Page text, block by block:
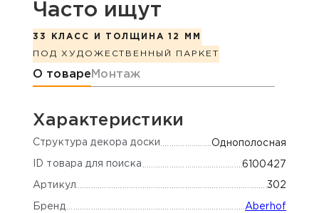
Часто ищут
33 КЛАСС И ТОЛЩИНА 12 ММ
ПОД ХУДОЖЕСТВЕННЫЙ ПАРКЕТ
Информация о товаре
О товаре Монтаж
Характеристики
Cтруктура декора доски Однополосная
ID товара для поиска 6100427
Артикул 302
Бренд Aberhof